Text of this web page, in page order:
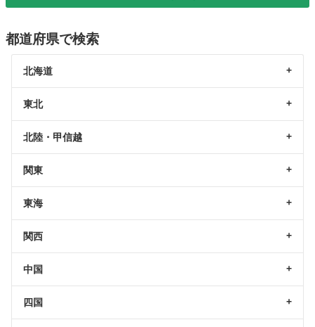
都道府県で検索
北海道
東北
北陸・甲信越
関東
東海
関西
中国
四国